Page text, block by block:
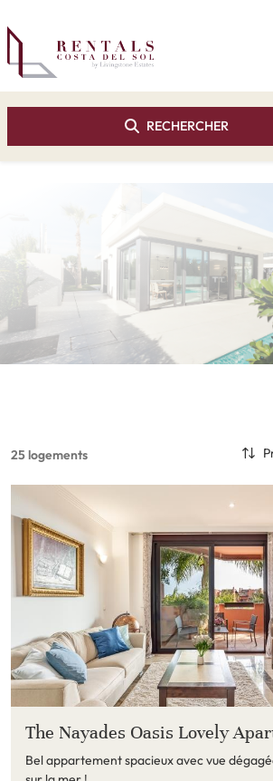
RECHERCHER
25 logements
The Nayades Oasis Lovely
Bel appartement spacieux avec vue